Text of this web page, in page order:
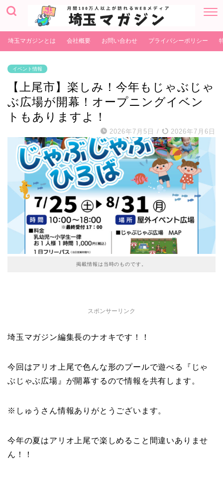
埼玉マガジンとは 会社概要 お問い合わせ プライバシーポリシー
イベント情報
【上尾市】楽しみ！今年もじゃぶじゃ
ぶ広場が開幕！オープニングイベン
トもありますよ！
2026年7月5日 / 2026年7月6日
掲載情報は当時のものです。
スポンサーリンク
埼玉マガジン編集長のナオキです！！
今回はアリオ上尾で色んな形のプールで遊べる『じゃ
ぶじゃぶ広場』が開幕するので情報を共有します。
※しゅうさん情報ありがとうございます。
今年の夏はアリオ上尾で楽しめること間違いありませ
ん！！